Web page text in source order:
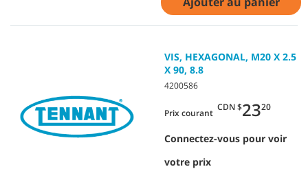
VIS, HEXAGONAL, M20 X 2.5
X 90, 8.8
4200586
Prix courant
CDN $2320
Connectez-vous pour voir
votre prix